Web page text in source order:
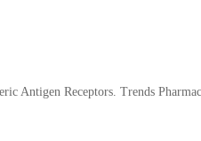
Antigen Receptors. Trends